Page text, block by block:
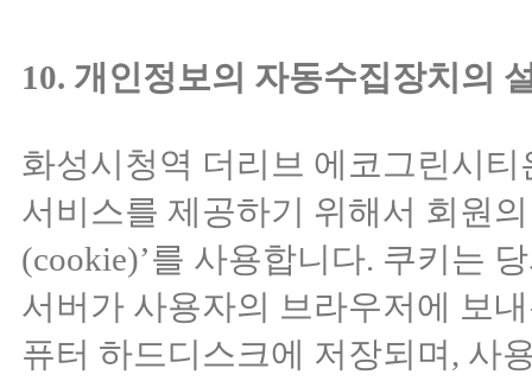
10. 개인정보의 자동수집장치의
화성시청역 더리브 에코그린시
서비스를 제공하기 위해서 회원
(cookie)’를 사용합니다. 쿠키는
서버가 사용자의 브라우저에 보
퓨터 하드디스크에 저장되며, 사